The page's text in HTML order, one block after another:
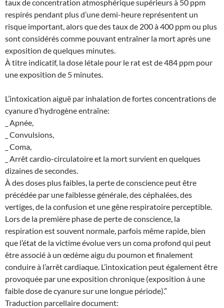
taux de concentration atmosphérique supérieurs à 50 ppm
respirés pendant plus d’une demi-heure représentent un
risque important, alors que des taux de 200 à 400 ppm ou plus
sont considérés comme pouvant entraîner la mort après une
exposition de quelques minutes.
À titre indicatif, la dose létale pour le rat est de 484 ppm pour
une exposition de 5 minutes.
L’intoxication aiguë par inhalation de fortes concentrations de
cyanure d’hydrogène entraîne:
_ Apnée,
_ Convulsions,
_ Coma,
_ Arrêt cardio-circulatoire et la mort survient en quelques
dizaines de secondes.
À des doses plus faibles, la perte de conscience peut être
précédée par une faiblesse générale, des céphalées, des
vertiges, de la confusion et une gêne respiratoire perceptible.
Lors de la première phase de perte de conscience, la
respiration est souvent normale, parfois même rapide, bien
que l’état de la victime évolue vers un coma profond qui peut
être associé à un œdème aigu du poumon et finalement
conduire à l’arrêt cardiaque. L’intoxication peut également être
provoquée par une exposition chronique (exposition à une
faible dose de cyanure sur une longue période).”
Traduction parcellaire document: